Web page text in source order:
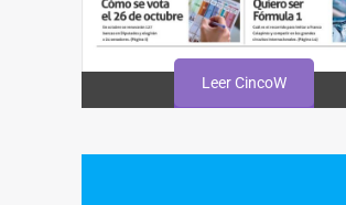
Leer CincoW